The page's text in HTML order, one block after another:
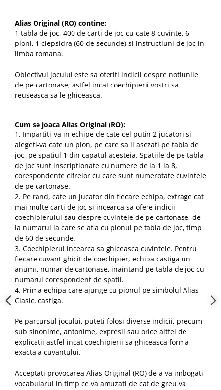
Alias Original (RO) contine:
1 tabla de joc, 400 de carti de joc cu cate 8 cuvinte, 6
pioni, 1 clepsidra (60 de secunde) si instructiuni de joc in
limba romana.
Obiectivul jocului este sa oferiti indicii despre notiunile
de pe cartonase, astfel incat coechipierii vostri sa
reuseasca sa le ghiceasca.
Cum se joaca Alias Original (RO):
1. Impartiti-va in echipe de cate cel putin 2 jucatori si
alegeti-va cate un pion, pe care sa il asezati pe tabla de
joc, pe spatiul 1 din capatul acesteia. Spatiile de pe tabla
de joc sunt inscriptionate cu numere de la 1 la 8,
corespondente cifrelor cu care sunt numerotate cuvintele
de pe cartonase.
2. Pe rand, cate un jucator din fiecare echipa, extrage cat
mai multe carti de joc si incearca sa ofere indicii
coechipierului sau despre cuvintele de pe cartonase, de
la numarul la care se afla cu pionul pe tabla de joc, timp
de 60 de secunde.
3. Coechipierul incearca sa ghiceasca cuvintele. Pentru
fiecare cuvant ghicit de coechipier, echipa castiga un
anumit numar de cartonase, inaintand pe tabla de joc cu
numarul corespondent de spatii.
4. Prima echipa care ajunge cu pionul pe simbolul Alias
Clasic, castiga.
Pe parcursul jocului, puteti folosi diverse indicii, precum
sub sinonime, antonime, expresii sau orice altfel de
explicatii astfel incat coechipierii sa ghiceasca forma
exacta a cuvantului.
Acceptati provocarea Alias Original (RO) de a va imbogati
vocabularul in timp ce va amuzati de cat de greu va